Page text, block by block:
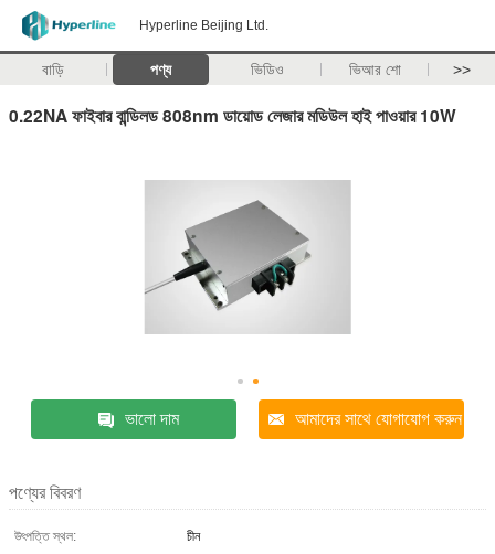
Hyperline Beijing Ltd.
বাড়ি পণ্য ভিডিও ভিআর শো >>
0.22NA ফাইবার বান্ডিলড 808nm ডায়োড লেজার মডিউল হাই পাওয়ার 10W
ভালো দাম আমাদের সাথে যোগাযোগ করুন
পণ্যের বিবরণ
উৎপত্তি স্থল:
চীন